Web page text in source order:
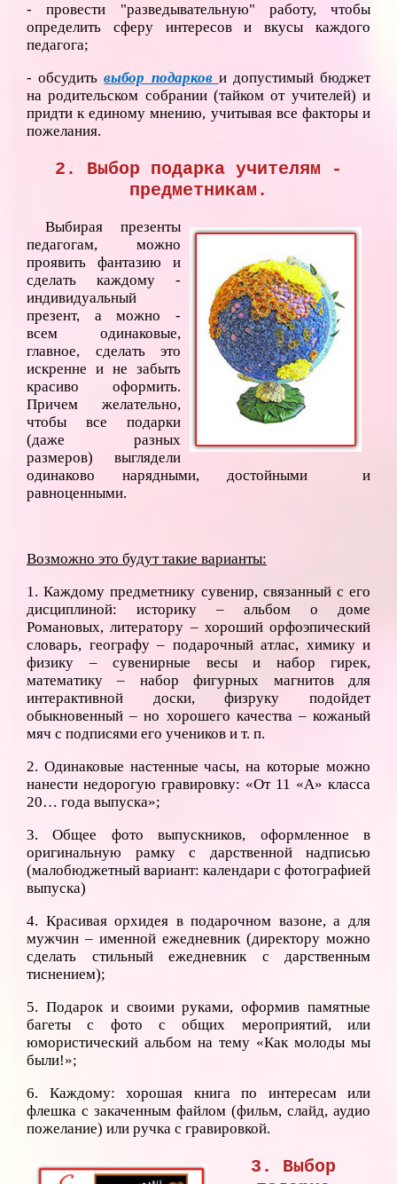
- провести "разведывательную" работу, чтобы
определить сферу интересов и вкусы каждого
педагога;
- обсудитьвыбор подарков и допустимый бюджет
на родительском собрании (тайком от учителей) и
придти к единому мнению, учитывая все факторы и
пожелания.
2. Выбор подарка учителям -
предметникам.
Выбирая презенты
педагогам, можно
проявить фантазию и
сделать каждому -
индивидуальный
презент, а можно -
всем одинаковые,
главное, сделать это
искренне и не забыть
красиво оформить.
Причем желательно,
чтобы все подарки
(даже разных
размеров) выглядели
одинаково нарядными, достойными и
равноценными.
Возможно это будут такие варианты:
1. Каждому предметнику сувенир, связанный с его
дисциплиной: историку – альбом о доме
Романовых, литератору – хороший орфоэпический
словарь, географу – подарочный атлас, химику и
физику – сувенирные весы и набор гирек,
математику – набор фигурных магнитов для
интерактивной доски, физруку подойдет
обыкновенный – но хорошего качества – кожаный
мяч с подписями его учеников и т. п.
2. Одинаковые настенные часы, на которые можно
нанести недорогую гравировку: «От 11 «А» класса
20… года выпуска»;
3. Общее фото выпускников, оформленное в
оригинальную рамку с дарственной надписью
(малобюджетный вариант: календари с фотографией
выпуска)
4. Красивая орхидея в подарочном вазоне, а для
мужчин – именной ежедневник (директору можно
сделать стильный ежедневник с дарственным
тиснением);
5. Подарок и своими руками, оформив памятные
багеты с фото с общих мероприятий, или
юмористический альбом на тему «Как молоды мы
были!»;
6. Каждому: хорошая книга по интересам или
флешка с закаченным файлом (фильм, слайд, аудио
пожелание) или ручка с гравировкой.
3. Выбор